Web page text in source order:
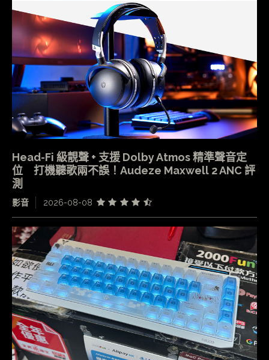
Head-Fi 級靚聲 + 支援 Dolby Atmos 精準聲音定
位 打機聽歌兩不誤！Audeze Maxwell 2 ANC 評
測
影音 2026-08-08